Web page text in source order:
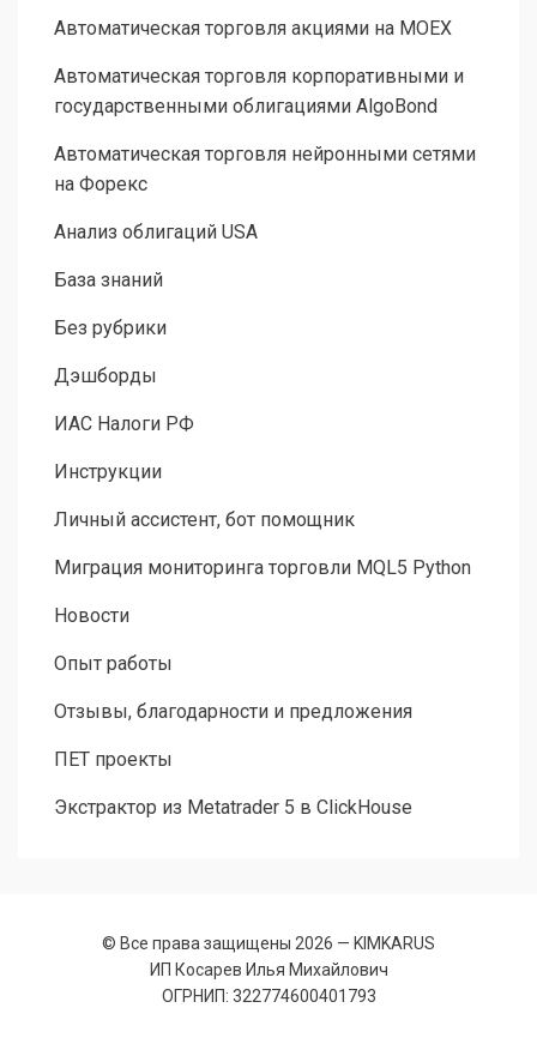
Автоматическая торговля акциями на MOEX
Автоматическая торговля корпоративными и
государственными облигациями AlgoBond
Автоматическая торговля нейронными сетями
на Форекс
Анализ облигаций USA
База знаний
Без рубрики
Дэшборды
ИАС Налоги РФ
Инструкции
Личный ассистент, бот помощник
Миграция мониторинга торговли MQL5 Python
Новости
Опыт работы
Отзывы, благодарности и предложения
ПЕТ проекты
Экстрактор из Metatrader 5 в ClickHouse
© Все права защищены 2026 — KIMKARUS
ИП Косарев Илья Михайлович
ОГРНИП: 322774600401793